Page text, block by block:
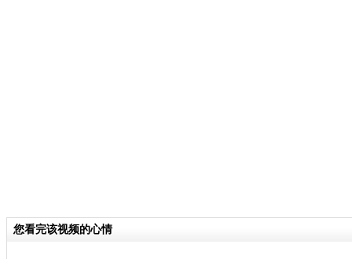
您看完该视频的心情